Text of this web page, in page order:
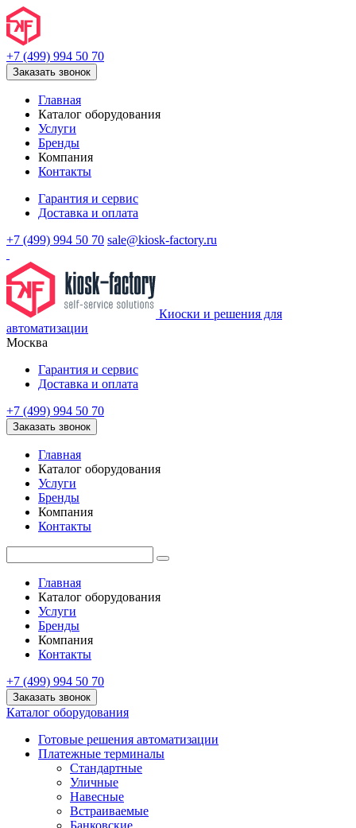
+7 (499) 994 50 70
Заказать звонок
Главная
Каталог оборудования
Услуги
Бренды
Компания
Контакты
Гарантия и сервис
Доставка и оплата
+7 (499) 994 50 70 sale@kiosk-factory.ru
Киоски и решения для
автоматизации
Москва
Гарантия и сервис
Доставка и оплата
+7 (499) 994 50 70
Заказать звонок
Главная
Каталог оборудования
Услуги
Бренды
Компания
Контакты
Главная
Каталог оборудования
Услуги
Бренды
Компания
Контакты
+7 (499) 994 50 70
Заказать звонок
Каталог оборудования
Готовые решения автоматизации
Платежные терминалы
Стандартные
Уличные
Навесные
Встраиваемые
Банковские